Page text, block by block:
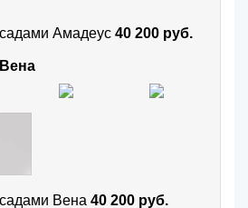
Амадеус 40 200 руб.
Вена 40 200 руб.